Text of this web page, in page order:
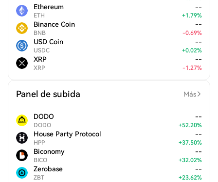
Ethereum
ETH
--
+1.79%
Binance Coin
BNB
--
-0.69%
USD Coin
USDC
--
+0.02%
XRP
XRP
--
-1.27%
Panel de subida Más
DODO
DODO
--
+52.20%
House Party Protocol
HPP
--
+37.50%
Biconomy
BICO
--
+32.02%
Zerobase
ZBT
--
+23.62%